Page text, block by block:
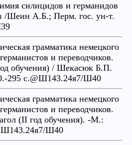
силицидов и германидов
/Шеин А.Б.; Перм. гос. ун-т.
грамматика немецкого
и переводчиков.
обучения) / Шекасюк Б.П.
295 с.@Ш143.24я7/Ш40
грамматика немецкого
и переводчиков.
(II год обучения). -М.:
Ш40